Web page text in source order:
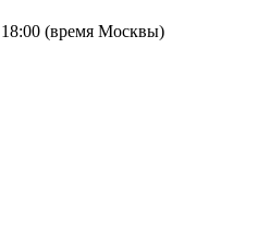
18:00 (время Москвы)